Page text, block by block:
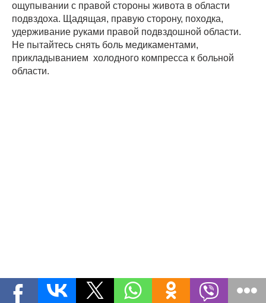
ощупывании с правой стороны живота в области
подвздоха. Щадящая, правую сторону, походка,
удерживание руками правой подвздошной области.
Не пытайтесь снять боль медикаментами,
прикладыванием холодного компресса к больной
области.